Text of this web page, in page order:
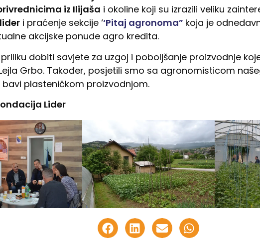
iz Ilijaša i okoline koji su izrazili veliku
i praćenje sekcije ‘‘Pitaj agronoma” koja je
akcijske ponude agro kredita.
dobiti savjete za uzgoj i poboljšanje proizvodnje
Grbo. Također, posjetili smo sa agronomisticom
bavi plasteničkom proizvodnjom.
Lider